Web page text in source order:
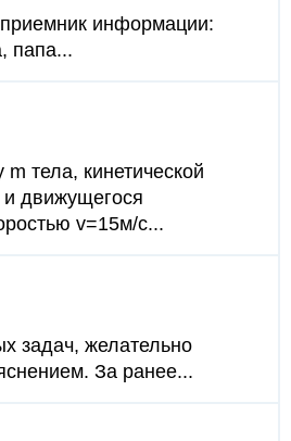
информации:
папа...
тела, кинетической
движущегося
v=15м/c...
задач, желательно
За ранее...